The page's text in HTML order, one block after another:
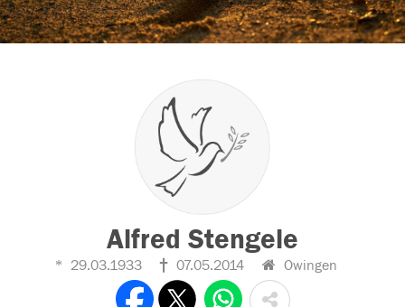
Alfred Stengele
29.03.1933 07.05.2014 Owingen